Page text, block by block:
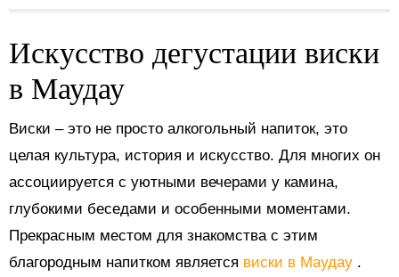
Искусство дегустации виски
в Маудау
Виски – это не просто алкогольный напиток, это
целая культура, история и искусство. Для многих он
ассоциируется с уютными вечерами у камина,
глубокими беседами и особенными моментами.
Прекрасным местом для знакомства с этим
благородным напитком является виски в Маудау .